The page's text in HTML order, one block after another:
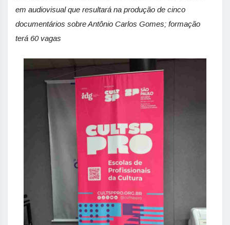
em audiovisual que resultará na produção de cinco
documentários sobre Antônio Carlos Gomes; formação
terá 60 vagas